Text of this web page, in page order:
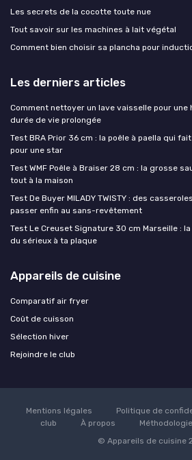
Les secrets de la cocotte toute nue
Tout savoir sur les machines à lait végétal
Comment bien choisir sa plancha pour
Les derniers articles
Comment nettoyer un lave vaisselle pour
durée de vie prolongée
Test BRA Prior 36 cm : la poêle à paella qui
pour une star
Test WMF Poêle à Braiser 28 cm : la grosse
tout à la maison
Test De Buyer MILADY TWISTY : des
passer enfin au sans-revêtement
Test Le Creuset Signature 30 cm Marseille :
du sérieux à ta plaque
Appareils de cuisine
Comparatif air fryer
Coût de cuisson
Sélection hiver
Rejoindre le club
Mentions légales Politique de
club
À propos Méthodologie
© Appareils de cuisine